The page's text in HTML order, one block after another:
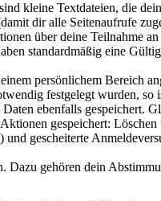
kleine Textdateien, die
dir alle Seitenaufrufe
über deine Teilnahme
standardmäßig eine
persönlichem Bereich
festgelegt wurden,
ebenfalls gespeichert.
gespeichert:
gescheiterte
gehören dein